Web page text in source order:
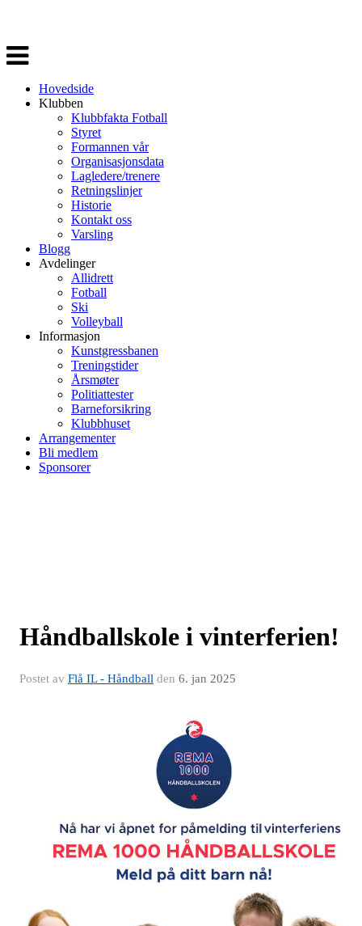
Veksle
navigasjon
Hovedside
Klubben
Klubbfakta Fotball
Styret
Formannen vår
Organisasjonsdata
Lagledere/trenere
Retningslinjer
Historie
Kontakt oss
Varsling
Blogg
Avdelinger
Allidrett
Fotball
Ski
Volleyball
Informasjon
Kunstgressbanen
Treningstider
Årsmøter
Politiattester
Barneforsikring
Klubbhuset
Arrangementer
Bli medlem
Sponsorer
Håndballskole i vinterferien!
Postet av Flå IL - Håndball den 6. jan 2025